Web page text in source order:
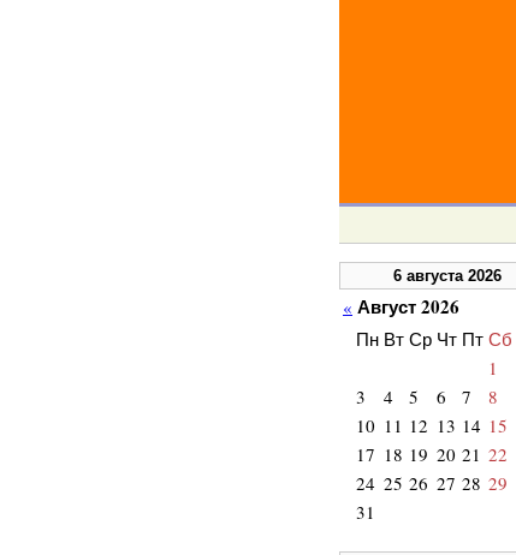
6 августа 2026
« Август 2026
Пн Вт Ср Чт Пт Сб
1
3
4 5 6 7 8
10 11 12 13 14 15
17 18 19 20 21 22
24 25 26 27 28 29
31